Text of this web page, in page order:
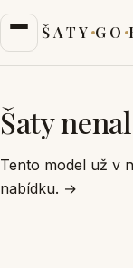
ŠATY GO
Šaty
Tento model už v
nabídku. →